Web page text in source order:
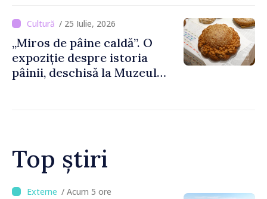
august
/ 25 Iulie, 2026
„Miros de pâine caldă”. O
expoziție despre istoria
pâinii, deschisă la Muzeul
Top știri
/ Acum 2 ore